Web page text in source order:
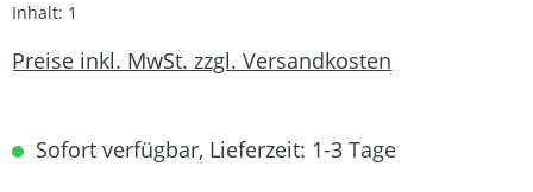
Inhalt: 1
Preise inkl. MwSt. zzgl. Versandkosten
Sofort verfügbar, Lieferzeit: 1-3 Tage